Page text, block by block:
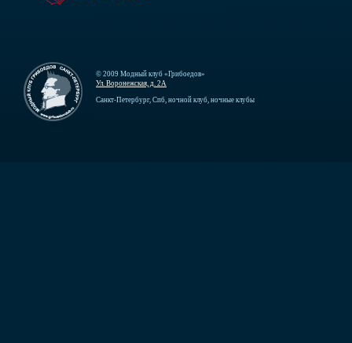
© 2009 Модный клуб «Грибоедов»
Ул. Воронежская, д. 2А
Санкт-Петербург, Спб, ночной клуб, ночные клубы